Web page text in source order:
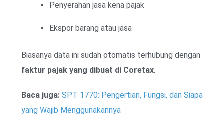
Penyerahan jasa kena pajak
Ekspor barang atau jasa
Biasanya data ini sudah otomatis terhubung dengan
faktur pajak yang dibuat di Coretax.
Baca juga: SPT 1770: Pengertian, Fungsi, dan Siapa
yang Wajib Menggunakannya